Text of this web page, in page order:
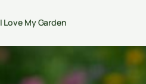
I Love My Garden